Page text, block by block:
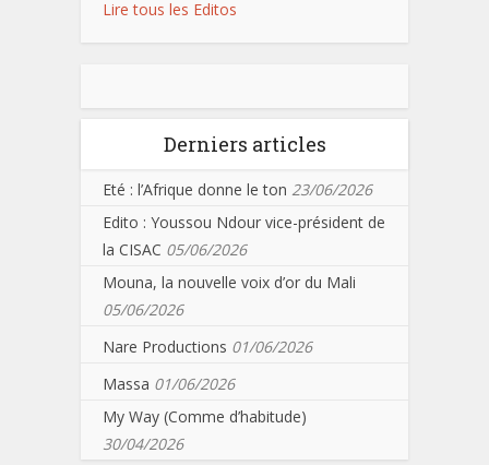
Lire tous les Editos
Derniers articles
Eté : l’Afrique donne le ton 23/06/2026
Edito : Youssou Ndour vice-président de
la CISAC 05/06/2026
Mouna, la nouvelle voix d’or du Mali
05/06/2026
Nare Productions 01/06/2026
Massa 01/06/2026
My Way (Comme d’habitude)
30/04/2026